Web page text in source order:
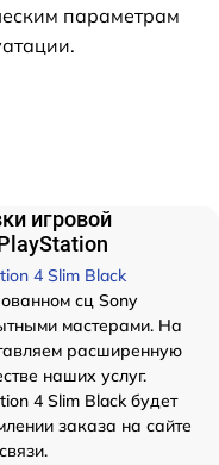
параметрам
игровой
4 Slim Black
сц Sony
мастерами. На
расширенную
наших услуг.
4 Slim Black будет
заказа на сайте